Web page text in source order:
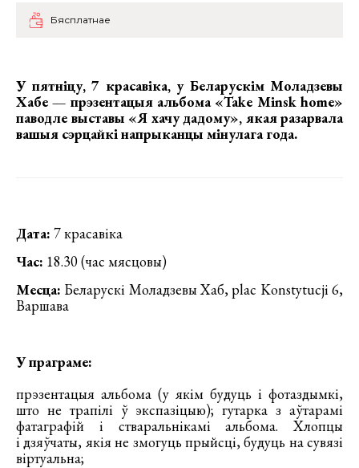
Бясплатнае
У пятніцу, 7 красавіка, у Беларускім Моладзевы
Хабе — прэзентацыя альбома «Take Minsk home»
паводле выставы «Я хачу дадому», якая разарвала
вашыя сэрцайкі напрыканцы мінулага года.
Дата: 7 красавіка
Час: 18.30 (час мясцовы)
Месца: Беларускі Моладзевы Хаб, plac Konstytucji 6,
Варшава
У праграме:
прэзентацыя альбома (у якім будуць і фотаздымкі,
што не трапілі ў экспазіцыю); гутарка з аўтарамі
фатаграфій і стваральнікамі альбома. Хлопцы
і дзяўчаты, якія не змогуць прыйсці, будуць на сувязі
віртуальна;